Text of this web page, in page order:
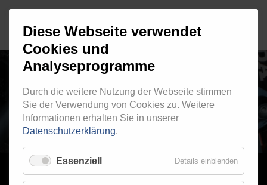
INNENGEWINDE - LOSE 611
VARIO
Diese Webseite verwendet
Cookies und
Analyseprogramme
Durch die weitere Nutzung der Webseite stimmen
Sie der Verwendung von Cookies zu. Weitere
Informationen erhalten Sie in unserer
Datenschutzerklärung.
Essenziell Details einblenden